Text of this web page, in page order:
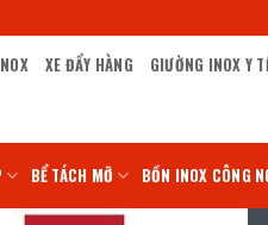
XE ĐẨY HÀNG GIƯỜNG INOX Y
BỂ TÁCH MỠ BỒN INOX CÔNG